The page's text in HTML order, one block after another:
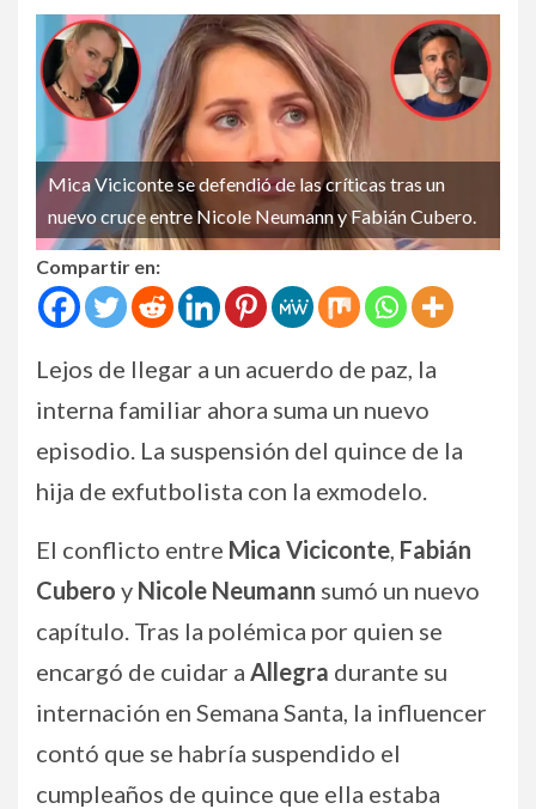
Mica Viciconte se defendió de las críticas tras un
nuevo cruce entre Nicole Neumann y Fabián Cubero.
Compartir en:
Lejos de llegar a un acuerdo de paz, la
interna familiar ahora suma un nuevo
episodio. La suspensión del quince de la
hija de exfutbolista con la exmodelo.
El conflicto entre Mica Viciconte Fabián
Cubero y Nicole Neumann sumó un nuevo
capítulo. Tras la polémica por quien se
encargó de cuidar a Allegra durante su
internación en Semana Santa, la influencer
contó que se habría suspendido el
cumpleaños de quince que ella estaba